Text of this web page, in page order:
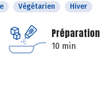
Végétarien Hiver
Préparation
10 min